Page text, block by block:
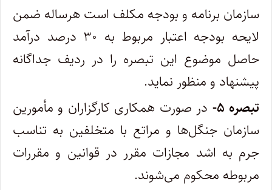
سازمان برنامه و بودجه مکلف است هرساله ضمن
لایحه بودجه اعتبار مربوط به ۳۰ درصد درآمد
حاصل موضوع این تبصره را در ردیف جداگانه‌
پیشنهاد و منظور نماید.
تبصره ۵-
در صورت همکاری کارگزاران و مأمورین
سازمان جنگل‌ها و مراتع با متخلفین به تناسب
جرم به اشد مجازات مقرر در قوانین و مقررات
مربوطه محکوم می‌شوند. ‌